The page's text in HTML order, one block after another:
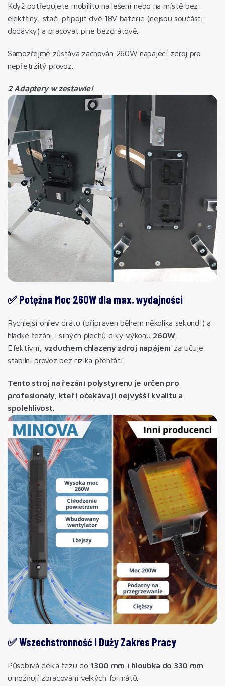
Když potřebujete mobilitu na lešení nebo na místě bez
elektřiny, stačí připojit dvě 18V baterie (nejsou součástí
dodávky) a pracovat plně bezdrátově.
Samozřejmě zůstává zachován 260W napájecí zdroj pro
nepřetržitý provoz.
2 Adaptery w zestawie!
✅ Potężna Moc 260W dla max. wydajności
Rychlejší ohřev drátu (připraven během několika sekund!) a
hladké řezání i silných plechů díky výkonu 260W.
Efektivní, vzduchem chlazený zdroj napájení zaručuje
stabilní provoz bez rizika přehřátí.
Tento stroj na řezání polystyrenu je určen pro
profesionály, kteří očekávají nejvyšší kvalitu a
spolehlivost.
✅ Wszechstronność i Duży Zakres Pracy
Působivá délka řezu do 1300 mm i hloubka do 330 mm
umožňují zpracování velkých formátů.